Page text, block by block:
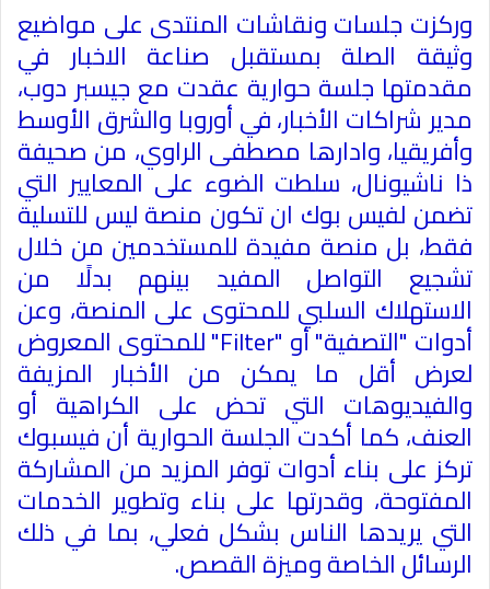
وركزت جلسات ونقاشات المنتدى على مواضيع
وثيقة الصلة بمستقبل صناعة الاخبار في
مقدمتها جلسة حوارية عقدت مع جيسبر دوب،
مدير شراكات الأخبار، في أوروبا والشرق الأوسط
وأفريقيا، وادارها مصطفى الراوي، من صحيفة
ذا ناشيونال، سلطت الضوء على المعايير التي
تضمن لفيس بوك ان تكون منصة ليس للتسلية
فقط، بل منصة مفيدة للمستخدمين من خلال
تشجيع التواصل المفيد بينهم بدلًا من
الاستهلاك السلبي للمحتوى على المنصة، وعن
أدوات "التصفية" أو "Filter"للمحتوى المعروض
لعرض أقل ما يمكن من الأخبار المزيفة
والفيديوهات التي تحض على الكراهية أو
العنف، كما أكدت الجلسة الحوارية أن فيسبوك
تركز على بناء أدوات توفر المزيد من المشاركة
المفتوحة، وقدرتها على بناء وتطوير الخدمات
التي يريدها الناس بشكل فعلي، بما في ذلك
الرسائل الخاصة وميزة القصص.